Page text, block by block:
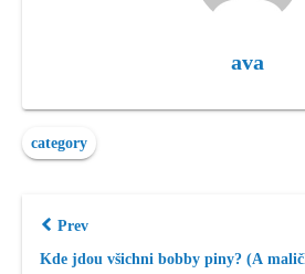
ava
category
Prev
Kde jdou všichni bobby piny? (A